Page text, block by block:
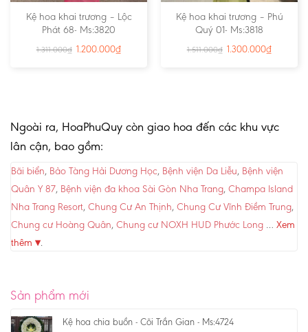
Kệ hoa khai trương – Lộc
Phát 68- Ms:3820
1.311.000₫ 1.200.000₫
Kệ hoa khai trương – Phú
Quý 01- Ms:3818
1.511.000₫ 1.300.000₫
Ngoài ra, HoaPhuQuy còn giao hoa đến các khu vực
lân cận, bao gồm:
Bãi biển, Bảo Tàng Hải Dương Học, Bệnh viện Da Liễu, Bệnh viện
Quân Y 87, Bệnh viện đa khoa Sài Gòn Nha Trang, Champa Island
Nha Trang Resort, Chung Cư An Thịnh, Chung Cư Vĩnh Điềm Trung,
Chung cư Hoàng Quân, Chung cư NOXH HUD Phước Long … Xem
thêm ▾.
Sản phẩm mới
Kệ hoa chia buồn - Cõi Trần Gian - Ms:4724